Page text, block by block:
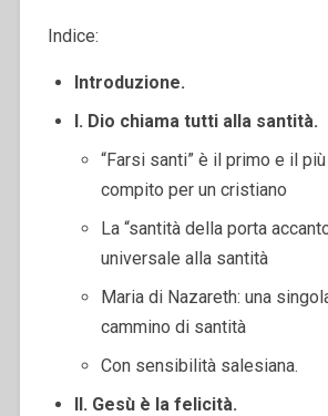
Indice:
Introduzione.
I. Dio chiama tutti alla santità.
“Farsi santi” è il primo e il
compito per un cristiano
La “santità della porta
universale alla santità
Maria di Nazareth: una
cammino di santità
Con sensibilità salesiana.
II. Gesù è la felicità.